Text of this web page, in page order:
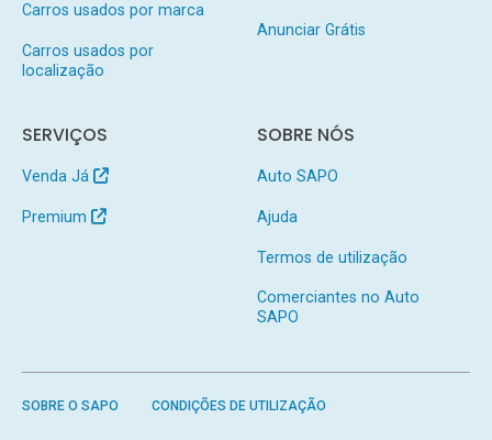
Carros usados por marca
Carros usados por
localização
Anunciar Grátis
SERVIÇOS
Venda Já
Premium
SOBRE NÓS
Auto SAPO
Ajuda
Termos de utilização
Comerciantes no Auto
SAPO
SOBRE O SAPO CONDIÇÕES DE UTILIZAÇÃO